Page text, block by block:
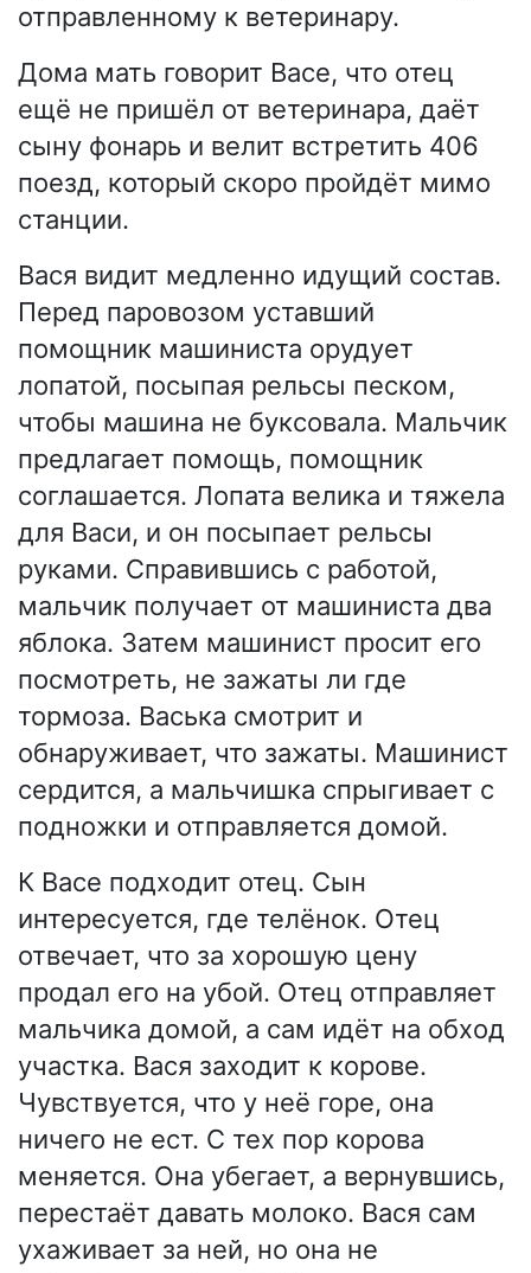
отправленному к ветеринару.
Дома мать говорит Васе, что отец
ещё не пришёл от ветеринара, даёт
сыну фонарь и велит встретить 406
поезд, который скоро пройдёт мимо
станции.
Вася видит медленно идущий состав.
Перед паровозом уставший
помощник машиниста орудует
лопатой, посыпая рельсы песком,
чтобы машина не буксовала. Мальчик
предлагает помощь, помощник
соглашается. Лопата велика и тяжела
для Васи, и он посыпает рельсы
руками. Справившись с работой,
мальчик получает от машиниста два
яблока. Затем машинист просит его
посмотреть, не зажаты ли где
тормоза. Васька смотрит и
обнаруживает, что зажаты. Машинист
сердится, а мальчишка спрыгивает с
подножки и отправляется домой.
К Васе подходит отец. Сын
интересуется, где телёнок. Отец
отвечает, что за хорошую цену
продал его на убой. Отец отправляет
мальчика домой, а сам идёт на обход
участка. Вася заходит к корове.
Чувствуется, что у неё горе, она
ничего не ест. С тех пор корова
меняется. Она убегает, а вернувшись,
перестаёт давать молоко. Вася сам
ухаживает за ней, но она не